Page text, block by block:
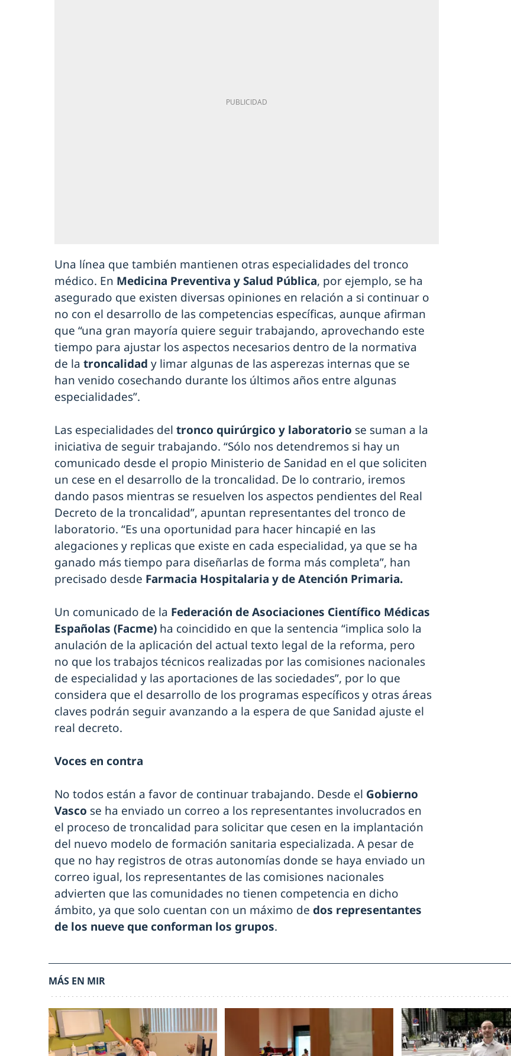
Una línea que también mantienen otras especialidades del tronco
médico. En Medicina Preventiva y Salud Pública, por ejemplo, se ha
asegurado que existen diversas opiniones en relación a si continuar o
no con el desarrollo de las competencias específicas, aunque afirman
que “una gran mayoría quiere seguir trabajando, aprovechando este
tiempo para ajustar los aspectos necesarios dentro de la normativa
de la troncalidad y limar algunas de las asperezas internas que se
han venido cosechando durante los últimos años entre algunas
especialidades”.
Las especialidades del tronco quirúrgico y laboratorio se suman a la
iniciativa de seguir trabajando. “Sólo nos detendremos si hay un
comunicado desde el propio Ministerio de Sanidad en el que soliciten
un cese en el desarrollo de la troncalidad. De lo contrario, iremos
dando pasos mientras se resuelven los aspectos pendientes del Real
Decreto de la troncalidad”, apuntan representantes del tronco de
laboratorio. “Es una oportunidad para hacer hincapié en las
alegaciones y replicas que existe en cada especialidad, ya que se ha
ganado más tiempo para diseñarlas de forma más completa”, han
precisado desde Farmacia Hospitalaria y de Atención Primaria.
Un comunicado de la Federación de Asociaciones Científico Médicas
Españolas (Facme) ha coincidido en que la sentencia “implica solo la
anulación de la aplicación del actual texto legal de la reforma, pero
no que los trabajos técnicos realizadas por las comisiones nacionales
de especialidad y las aportaciones de las sociedades”, por lo que
considera que el desarrollo de los programas específicos y otras áreas
claves podrán seguir avanzando a la espera de que Sanidad ajuste el
real decreto.
Voces en contra
No todos están a favor de continuar trabajando. Desde el Gobierno
Vasco se ha enviado un correo a los representantes involucrados en
el proceso de troncalidad para solicitar que cesen en la implantación
del nuevo modelo de formación sanitaria especializada. A pesar de
que no hay registros de otras autonomías donde se haya enviado un
correo igual, los representantes de las comisiones nacionales
advierten que las comunidades no tienen competencia en dicho
ámbito, ya que solo cuentan con un máximo de dos representantes
de los nueve que conforman los grupos.
MÁS EN MIR